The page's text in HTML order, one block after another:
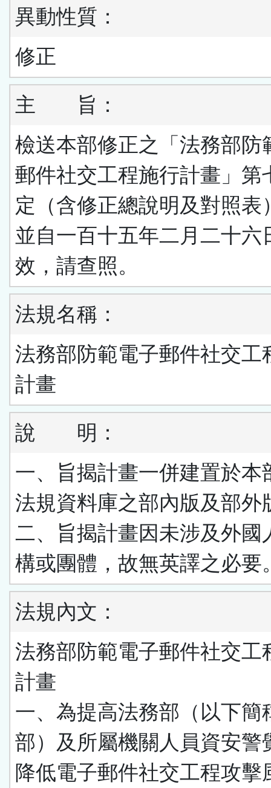
異動性質：
修正
主 旨：
檢送本部修正之「法務部防
郵件社交工程施行計畫」第
定（含修正總說明及對照表
並自一百十五年二月二十六
效，請查照。
法規名稱：
法務部防範電子郵件社交工
計畫
說 明：
一、旨揭計畫一併建置於本
法規資料庫之部內版及部外
二、旨揭計畫因未涉及外國
構或團體，故無英譯之必要
法規內文：
法務部防範電子郵件社交工
計畫
一、為提高法務部（以下簡
部）及所屬機關人員資安警
降低電子郵件社交工程攻擊